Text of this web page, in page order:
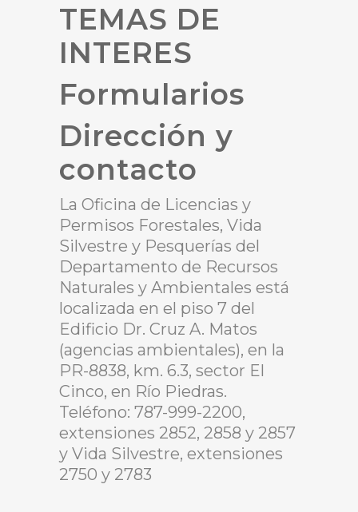
TEMAS DE
INTERES
Formularios
Dirección y
contacto
La Oficina de Licencias y
Permisos Forestales, Vida
Silvestre y Pesquerías del
Departamento de Recursos
Naturales y Ambientales está
localizada en el piso 7 del
Edificio Dr. Cruz A. Matos
(agencias ambientales), en la
PR-8838, km. 6.3, sector El
Cinco, en Río Piedras.
Teléfono: 787-999-2200,
extensiones 2852, 2858 y 2857
y Vida Silvestre, extensiones
2750 y 2783